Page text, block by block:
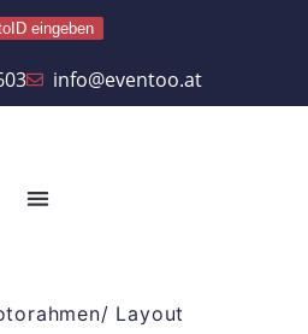
eingeben
info@eventoo.at
Layout